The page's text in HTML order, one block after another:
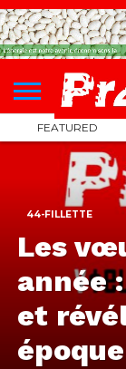
L’INFØ
PØLITIQUE
ECONØMIE
КULTURE
SANTÉ
FILLETTE
FORMATIONS
CONTACT
FEATURED
44-FILLETTE
Les
année
et
époque